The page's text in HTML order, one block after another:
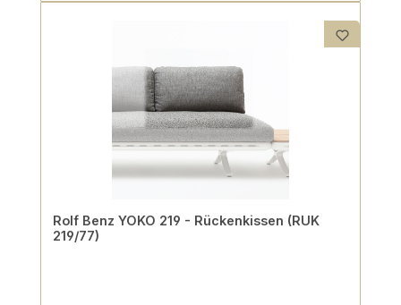
Rolf Benz YOKO 219 - Rückenkissen (RUK
219/77)